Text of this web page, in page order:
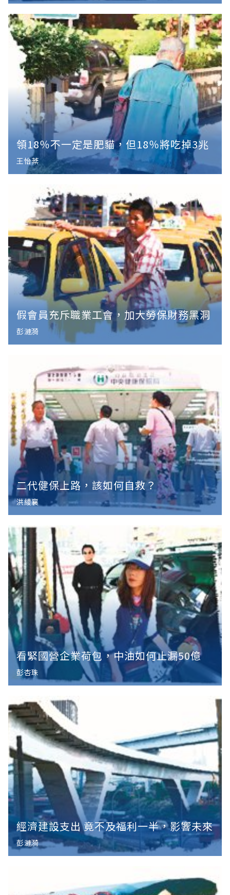
領18％不一定是肥貓，但18％將吃掉3兆
王怡棻
假會員充斥職業工會，加大勞保財務黑洞
彭漣漪
二代健保上路，該如何自救？
洪綾襄
看緊國營企業荷包，中油如何止漏50億
彭杏珠
經濟建設支出 竟不及福利一半，影響未來
彭漣漪